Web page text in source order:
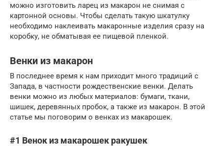
можно изготовить ларец из макарон не снимая с
картонной основы. Чтобы сделать такую шкатулку
необходимо наклеивать макаронные изделия сразу на
коробку, не обматывая ее пищевой пленкой.
Венки из макарон
В последнее время к нам приходит много традиций с
Запада, в частности рождественские венки. Делать
венки можно из любых материалов: бумаги, ткани,
шишек, деревянных пробок, а также из макарон. В этой
статье мы поговорим о венках из макарошек.
#1 Венок из макарошек ракушек